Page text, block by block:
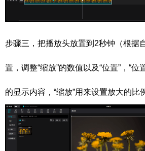
步骤三，把播放头放置到2秒钟（根据
置，调整“缩放”的数值以及“位置”，“位
的显示内容，“缩放”用来设置放大的比